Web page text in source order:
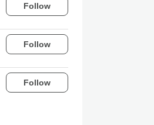
Follow
Follow
Follow